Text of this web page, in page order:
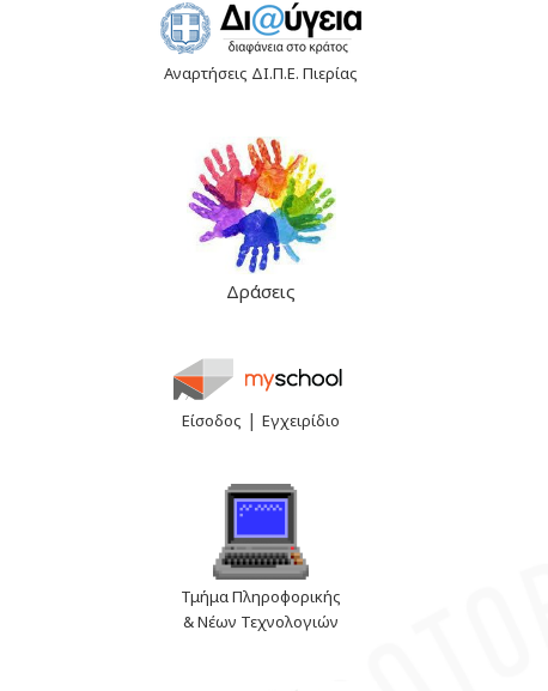
Αναρτήσεις ΔΙ.Π.Ε. Πιερίας
Δράσεις
Είσοδος |Εγχειρίδιο
Τμήμα Πληροφορικής
& Νέων Τεχνολογιών